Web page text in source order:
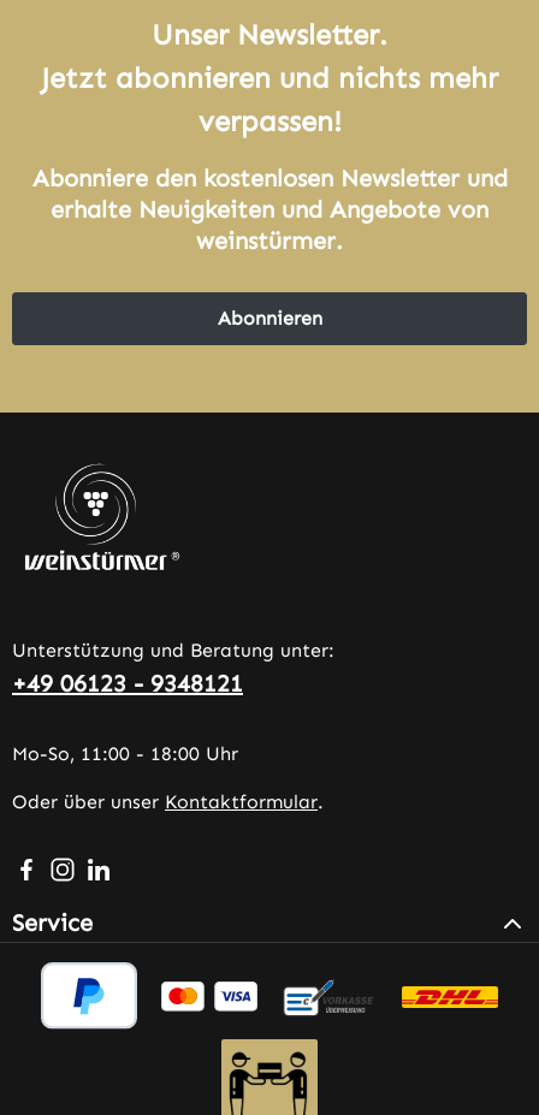
Unser Newsletter.
Jetzt abonnieren und nichts mehr
verpassen!
Abonniere den kostenlosen Newsletter und
erhalte Neuigkeiten und Angebote von
weinstürmer.
Abonnieren
Unterstützung und Beratung unter:
+49 06123 - 9348121
Mo-So, 11:00 - 18:00 Uhr
Oder über unser Kontaktformular.
Besuche uns auf Facebook – öffnet in neuem Tab
Schau auf Instagram vorbei – öffnet in neuem Tab
Vernetze dich mit uns auf LinkedIn – öffnet in
Service